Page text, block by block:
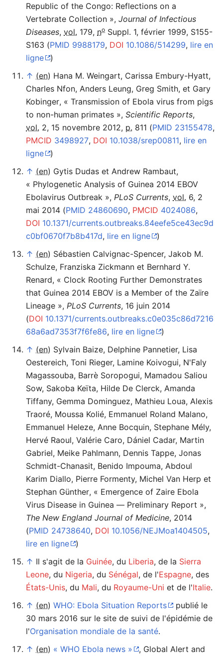
Republic of the Congo: Reflections on a
Vertebrate Collection », Journal of Infectious
Diseases, vol. 179, no Suppl. 1,‎ février 1999, S155-
S163 (PMID 9988179, DOI 10.1086/514299, lire en
ligne
)
↑ (en) Hana M. Weingart, Carissa Embury-Hyatt,
Charles Nfon, Anders Leung, Greg Smith, et Gary
Kobinger, « Transmission of Ebola virus from pigs
to non-human primates », Scientific Reports,
vol. 2,‎ 15 novembre 2012, p. 811 (PMID 23155478,
PMCID 3498927, DOI 10.1038/srep00811, lire en
ligne
)
↑ (en) Gytis Dudas et Andrew Rambaut,
« Phylogenetic Analysis of Guinea 2014 EBOV
Ebolavirus Outbreak », PLoS Currents, vol. 6,‎ 2
mai 2014 (PMID 24860690, PMCID 4024086,
DOI 10.1371/currents.outbreaks.84eefe5ce43ec9d
c0bf0670f7b8b417d, lire en ligne
)
↑ (en) Sébastien Calvignac-Spencer, Jakob M.
Schulze, Franziska Zickmann et Bernhard Y.
Renard, « Clock Rooting Further Demonstrates
that Guinea 2014 EBOV is a Member of the Zaïre
Lineage », PLoS Currents,‎ 16 juin 2014
(DOI 10.1371/currents.outbreaks.c0e035c86d7216
68a6ad7353f7f6fe86, lire en ligne
)
↑ (en) Sylvain Baize, Delphine Pannetier, Lisa
Oestereich, Toni Rieger, Lamine Koivogui, N'Faly
Magassouba, Barrè Soropogui, Mamadou Saliou
Sow, Sakoba Keïta, Hilde De Clerck, Amanda
Tiffany, Gemma Dominguez, Mathieu Loua, Alexis
Traoré, Moussa Kolié, Emmanuel Roland Malano,
Emmanuel Heleze, Anne Bocquin, Stephane Mély,
Hervé Raoul, Valérie Caro, Dániel Cadar, Martin
Gabriel, Meike Pahlmann, Dennis Tappe, Jonas
Schmidt-Chanasit, Benido Impouma, Abdoul
Karim Diallo, Pierre Formenty, Michel Van Herp et
Stephan Günther, « Emergence of Zaire Ebola
Virus Disease in Guinea — Preliminary Report »,
The New England Journal of Medicine,‎ 2014
(PMID 24738640, DOI 10.1056/NEJMoa1404505,
lire en ligne
)
↑ Il s'agit de la Guinée, du Liberia, de la Sierra
Leone, du Nigeria, du Sénégal, de l'Espagne, des
États-Unis, du Mali, du Royaume-Uni et de l'Italie.
↑ (en) WHO: Ebola Situation Reports
publié le
30 mars 2016 sur le site de suivi de l'épidémie de
l'Organisation mondiale de la santé.
↑ (en) « WHO Ebola news » , Global Alert and